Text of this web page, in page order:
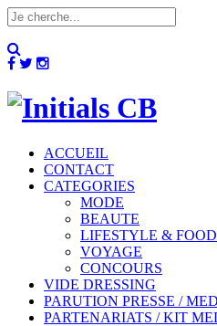
ACCUEIL
CONTACT
CATEGORIES
MODE
BEAUTE
LIFESTYLE & FOOD
VOYAGE
CONCOURS
VIDE DRESSING
PARUTION PRESSE /
PARTENARIATS / KIT